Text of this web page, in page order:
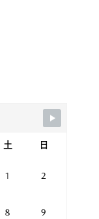
土 日
1 2
8 9